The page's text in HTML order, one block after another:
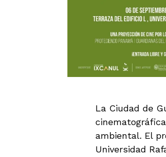
La Ciudad de
ambiental. El
Universidad